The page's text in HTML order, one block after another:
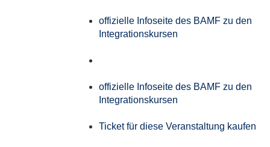
offizielle Infoseite des BAMF zu den
Integrationskursen
offizielle Infoseite des BAMF zu den
Integrationskursen
Ticket für diese Veranstaltung kaufen